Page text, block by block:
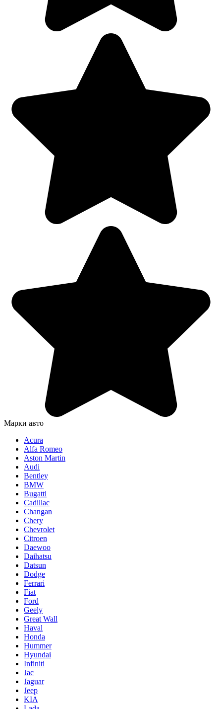
Марки авто
Acura
Alfa Romeo
Aston Martin
Audi
Bentley
BMW
Bugatti
Cadillac
Changan
Chery
Chevrolet
Citroen
Daewoo
Daihatsu
Datsun
Dodge
Ferrari
Fiat
Ford
Geely
Great Wall
Haval
Honda
Hummer
Hyundai
Infiniti
Jac
Jaguar
Jeep
KIA